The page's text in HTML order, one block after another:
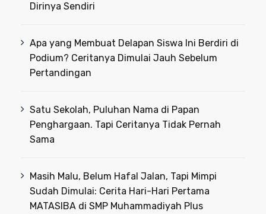
Dirinya Sendiri
Apa yang Membuat Delapan Siswa Ini Berdiri di
Podium? Ceritanya Dimulai Jauh Sebelum
Pertandingan
Satu Sekolah, Puluhan Nama di Papan
Penghargaan. Tapi Ceritanya Tidak Pernah
Sama
Masih Malu, Belum Hafal Jalan, Tapi Mimpi
Sudah Dimulai: Cerita Hari-Hari Pertama
MATASIBA di SMP Muhammadiyah Plus